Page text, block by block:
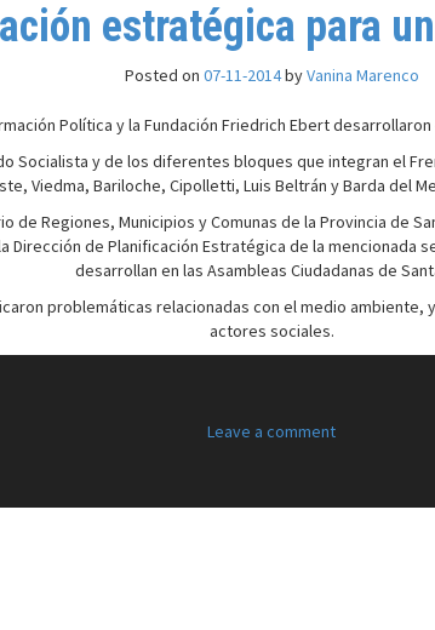
estratégica para
Posted on 07-11-2014byVanina Marenco
Política y la Fundación Friedrich Ebert
Socialista y de los diferentes bloques que integran el
Viedma, Bariloche, Cipolletti, Luis Beltrán y Barda del
de Regiones, Municipios y Comunas de la Provincia de
Dirección de Planificación Estratégica de la
desarrollan en las Asambleas Ciudadanas de
problemáticas relacionadas con el medio
actores sociales.
Leave a comment